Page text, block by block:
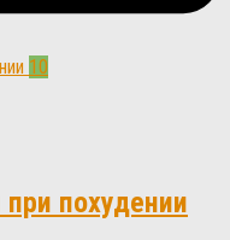
10
похудении